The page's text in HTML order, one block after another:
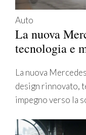
Auto
La nuova
tecnologia e
La nuova
design rinnovato,
impegno verso la